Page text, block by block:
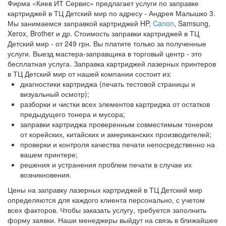
Заправка картриджей в ТЦ Палладиум Сити
Заправка картриджей в ТЦ Точка
Заправка картриджей ТЦ Solaris
Фирма «Киев ИТ Сервис» предлагает услуги по заправке
картриджей в ТЦ Детский мир по адресу - Андрея Малышко 3.
Мы занимаемся заправкой картриджей HP, Canon, Samsung,
Xerox, Brother и др. Стоимость заправки картриджей в ТЦ
Детский мир - от 249 грн. Вы платите только за полученные
услуги. Выезд мастера-заправщика в торговый центр - это
бесплатная услуга. Заправка картриджей лазерных принтеров
в ТЦ Детский мир от нашей компании состоит из:
диагностики картриджа (печать тестовой страницы и
визуальный осмотр);
разборки и чистки всех элементов картриджа от остатков
предыдущего тонера и мусора;
заправки картриджа проверенным совместимым тонером
от корейских, китайских и американских производителей;
проверки и контроля качества печати непосредственно на
вашем принтере;
решения и устранения проблем печати в случае их
возникновения.
Цены на заправку лазерных картриджей в ТЦ Детский мир
определяются для каждого клиента персонально, с учетом
всех факторов. Чтобы заказать услугу, требуется заполнить
форму заявки. Наши менеджеры выйдут на связь в ближайшее